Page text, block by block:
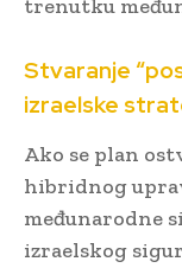
trenutku
Stvaranje
izraelske
Ako se plan
hibridnog
međunarodne
izraelskog